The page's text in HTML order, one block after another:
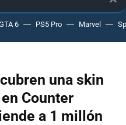
6 PS5 Pro Marvel
una skin
Counter
a 1 millón